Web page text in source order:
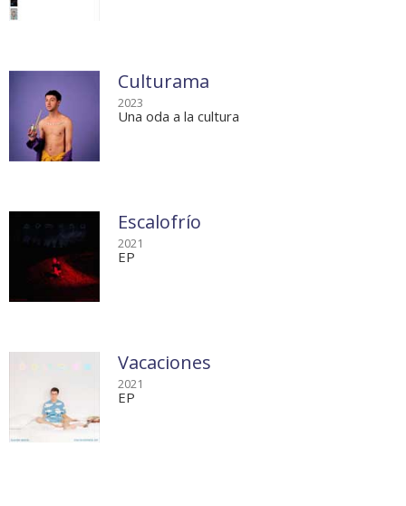
Culturama
2023
Una oda a la cultura
Escalofrío
2021
EP
Vacaciones
2021
EP